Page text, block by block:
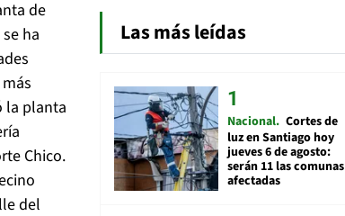
de
ha
la planta
Chico.
del
Las más leídas
Nacional Cortes de
luz en Santiago hoy
jueves 6 de agosto:
serán 11 las comunas
afectadas